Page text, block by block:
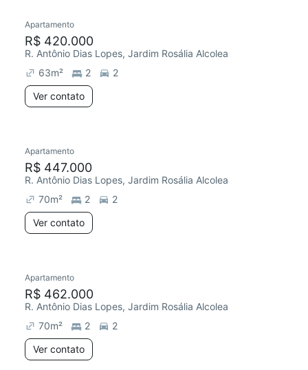
Apartamento
R$ 420.000
R. Antônio Dias Lopes, Jardim Rosália Alcolea
63m² 2
2
Ver contato
Apartamento
R$ 447.000
R. Antônio Dias Lopes, Jardim Rosália Alcolea
70m² 2
2
Ver contato
Apartamento
R$ 462.000
R. Antônio Dias Lopes, Jardim Rosália Alcolea
70m² 2
2
Ver contato